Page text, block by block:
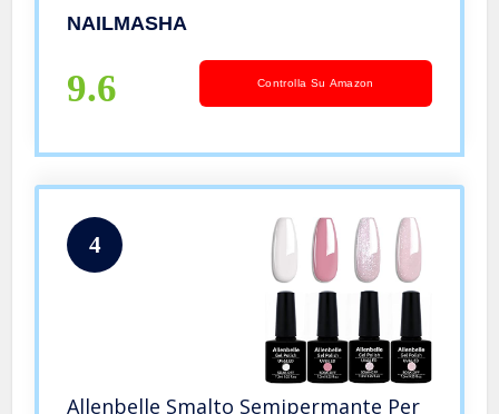
Coat, Matt Top, Nudo Neon Nero
Collezione di Smalto per Unghie
NAILMASHA
9.6 Controlla Su Amazon
4
Allenbelle Smalto Semipermante Per